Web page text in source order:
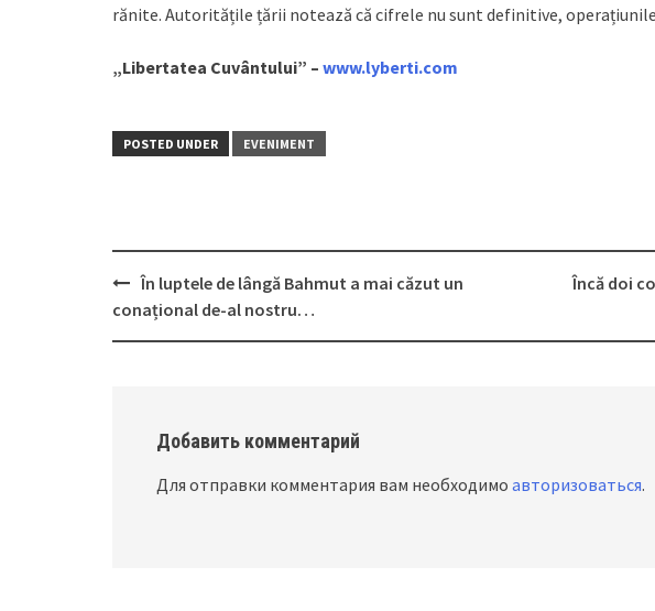
rănite. Autoritățile țării notează că cifrele nu sunt definitive,
„Libertatea Cuvântului” – www.lyberti.com
POSTED UNDER EVENIMENT
Post
navigation
În luptele de lângă Bahmut a mai căzut un
conațional de-al nostru…
Încă doi
Добавить комментарий
Для отправки комментария вам необходимо авторизоваться.